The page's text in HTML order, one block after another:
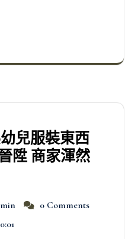
兒服裝東西
陞 商家渾然
0 Comments